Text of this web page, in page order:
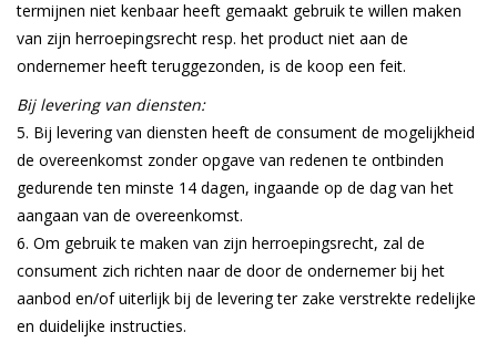
termijnen niet kenbaar heeft gemaakt gebruik te willen maken
van zijn herroepingsrecht resp. het product niet aan de
ondernemer heeft teruggezonden, is de koop een feit.
Bij levering van diensten:
Bij levering van diensten heeft de consument de mogelijkheid
de overeenkomst zonder opgave van redenen te ontbinden
gedurende ten minste 14 dagen, ingaande op de dag van het
aangaan van de overeenkomst.
Om gebruik te maken van zijn herroepingsrecht, zal de
consument zich richten naar de door de ondernemer bij het
aanbod en/of uiterlijk bij de levering ter zake verstrekte redelijke
en duidelijke instructies.